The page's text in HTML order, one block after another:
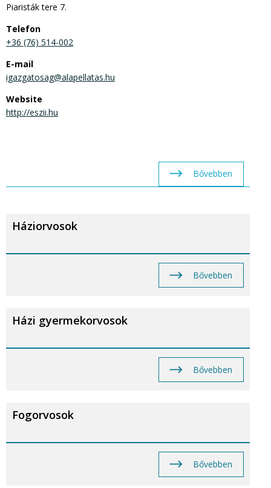
Piaristák tere 7.
Telefon
+36 (76) 514-002
E-mail
igazgatosag@alapellatas.hu
Website
http://eszii.hu
Bővebben
Háziorvosok
Bővebben
Házi gyermekorvosok
Bővebben
Fogorvosok
Bővebben